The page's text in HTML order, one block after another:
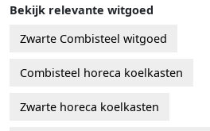
Bekijk relevante witgoed
Zwarte Combisteel witgoed
Combisteel horeca koelkasten
Zwarte horeca koelkasten